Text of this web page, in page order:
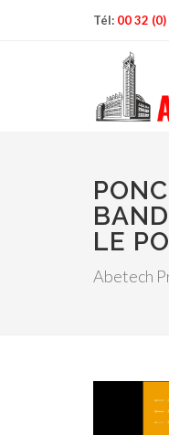
Tél: 00 32
LE
Abetech